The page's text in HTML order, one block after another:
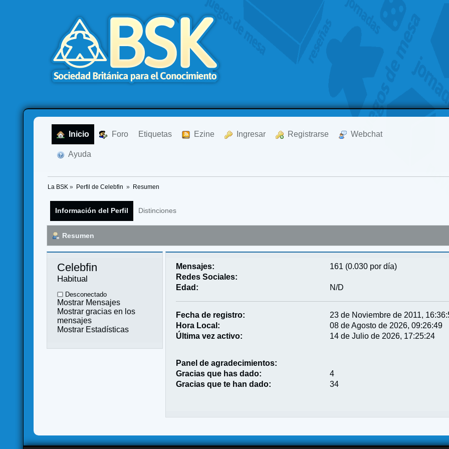
Inicio Foro Etiquetas Ezine Ingresar Registrarse Webchat
Ayuda
La BSK » Perfil de Celebfin » Resumen
Información del Perfil Distinciones
Resumen
Celebfin
Habitual
Desconectado
Mostrar Mensajes
Mostrar gracias en los
mensajes
Mostrar Estadísticas
Mensajes:
161 (0.030 por día)
Redes Sociales:
Edad:
N/D
Fecha de registro:
23 de Noviembre de 2011,
Hora Local:
08 de Agosto de 2026, 09:26:49
Última vez activo:
14 de Julio de 2026, 17:25:24
Panel de agradecimientos:
Gracias que has dado:
4
Gracias que te han dado:
34